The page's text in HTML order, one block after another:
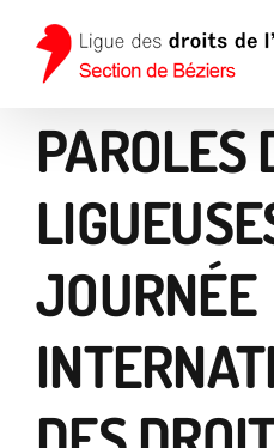
contenu
PAROLES
JOURNÉE